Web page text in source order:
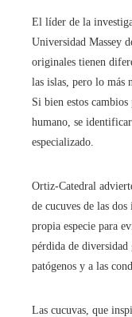
El líder de la
Universidad Massey
originales tienen
las islas, pero lo más
Si bien estos cambios
humano, se
especializado.
Ortiz-Catedral
de cucuves de las
propia especie para
pérdida de diversidad
patógenos y a las
Las cucuvas, que